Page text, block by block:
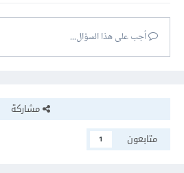
أجب على هذا السؤال...
مشاركة
متابعون
1